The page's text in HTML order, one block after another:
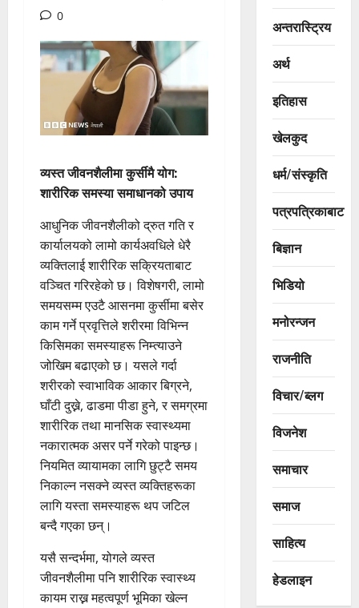
0
व्यस्त जीवनशैलीमा कुर्सीमै योग:
शारीरिक समस्या समाधानको उपाय
आधुनिक जीवनशैलीको द्रुत गति र
कार्यालयको लामो कार्यअवधिले धेरै
व्यक्तिलाई शारीरिक सक्रियताबाट
वञ्चित गरिरहेको छ। विशेषगरी, लामो
समयसम्म एउटै आसनमा कुर्सीमा बसेर
काम गर्ने प्रवृत्तिले शरीरमा विभिन्न
किसिमका समस्याहरू निम्त्याउने
जोखिम बढाएको छ। यसले गर्दा
शरीरको स्वाभाविक आकार बिग्रने,
घाँटी दुख्ने, ढाडमा पीडा हुने, र समग्रमा
शारीरिक तथा मानसिक स्वास्थ्यमा
नकारात्मक असर पर्ने गरेको पाइन्छ।
नियमित व्यायामका लागि छुट्टै समय
निकाल्न नसक्ने व्यस्त व्यक्तिहरूका
लागि यस्ता समस्याहरू थप जटिल
बन्दै गएका छन्।
यसै सन्दर्भमा, योगले व्यस्त
जीवनशैलीमा पनि शारीरिक स्वास्थ्य
कायम राख्न महत्वपूर्ण भूमिका खेल्न
अन्तरास्ट्रिय
अर्थ
इतिहास
खेलकुद
धर्म/संस्कृति
पत्रपत्रिकाबाट
बिज्ञान
भिडियो
मनोरन्जन
राजनीति
विचार/ब्लग
विजनेश
समाचार
समाज
साहित्य
हेडलाइन